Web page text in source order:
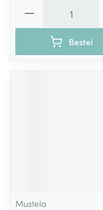
Bestel
Mustela